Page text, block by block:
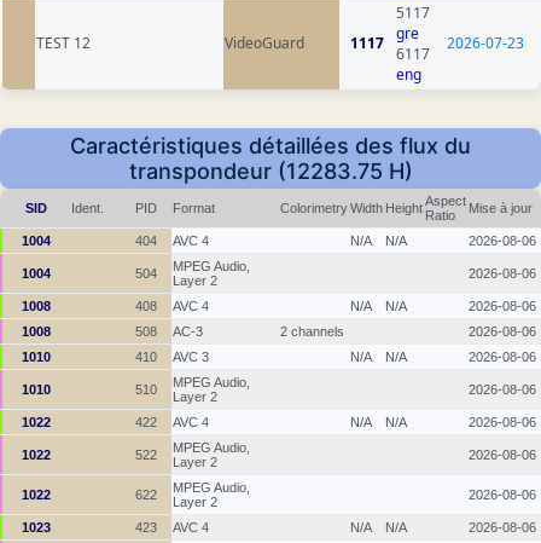
TEST 12 VideoGuard 1117
5117
gre
6117
eng
2026-07-23
Caractéristiques détaillées des flux du
transpondeur (12283.75 H)
SID Ident. PID Format ColorimetryWidth HeightAspect
Ratio
Mise à jour
1004 404 AVC 4 N/A N/A 2026-08-06
1004 504
MPEG Audio,
Layer 2
2026-08-06
1008 408 AVC 4 N/A N/A
2026-08-06
1008
508 AC-3 2 channels
2026-08-06
1010
410 AVC 3 N/A N/A 2026-08-06
1010 510
MPEG Audio,
Layer 2
2026-08-06
1022 422 AVC 4 N/A N/A 2026-08-06
1022 522
MPEG Audio,
Layer 2
2026-08-06
1022 622
MPEG Audio,
Layer 2
2026-08-06
1023 423 AVC 4 N/A N/A 2026-08-06